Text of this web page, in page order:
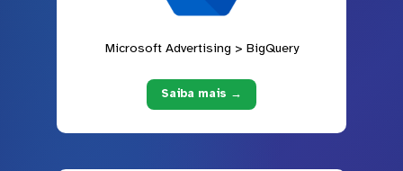
Microsoft Advertising > BigQuery
Saiba mais →